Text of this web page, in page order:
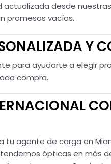
desde
promesas vacías.
Y
para ayudarte a elegir
compra.
tu agente de carga en
ópticas en más